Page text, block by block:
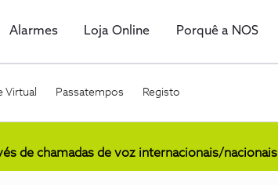
Alarmes Loja Online Porquê a NOS
Virtual Passatempos Registo
de chamadas de voz internacionais/nacionais